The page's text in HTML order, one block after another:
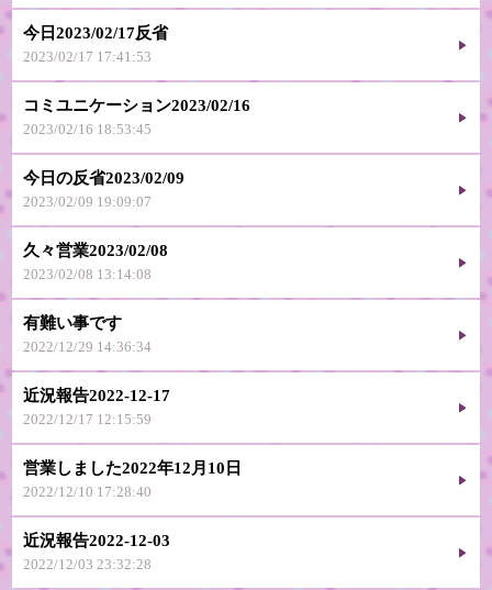
今日2023/02/17反省
2023/02/17 17:41:53
コミユニケーション2023/02/16
2023/02/16 18:53:45
今日の反省2023/02/09
2023/02/09 19:09:07
久々営業2023/02/08
2023/02/08 13:14:08
有難い事です
2022/12/29 14:36:34
近況報告2022-12-17
2022/12/17 12:15:59
営業しました2022年12月10日
2022/12/10 17:28:40
近況報告2022-12-03
2022/12/03 23:32:28